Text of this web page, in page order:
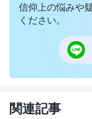
信仰上の悩みや
ください。
関連記事